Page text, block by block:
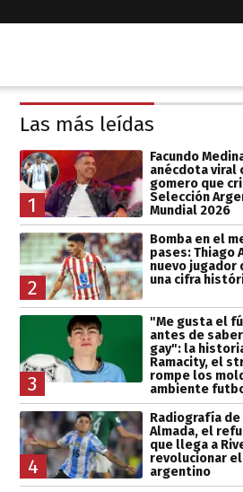
Las más leídas
1
Facundo
anécdota viral
gomero que
Selección
Mundial 2026
2
Bomba en el
pases: Thiago
nuevo jugador
una cifra
3
"Me gusta el
antes de
gay": la
Ramacity, el
rompe los
ambiente
4
Radiografía de
Almada, el
que llega a
revolucionar
argentino